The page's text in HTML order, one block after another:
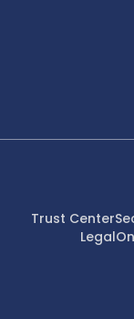
Trust Center
Legal